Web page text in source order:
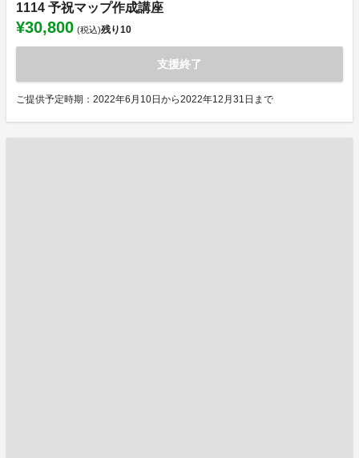
1114 予祝マップ作成講座
¥30,800 (税込)残り10
支援終了
ご提供予定時期：2022年6月10日から2022年12月31日まで